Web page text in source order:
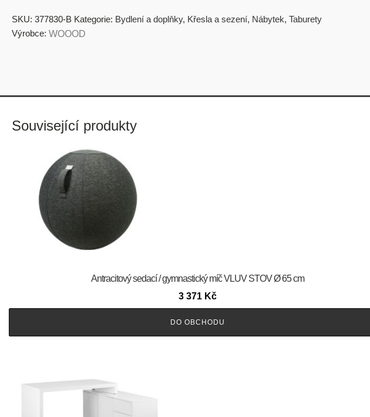
SKU: 377830-B Kategorie: Bydlení a doplňky, Křesla a sezení, Nábytek, Taburety
Výrobce: WOOOD
Související produkty
Antracitový sedací / gymnastický míč VLUV STOV Ø 65 cm
3 371 Kč
DO OBCHODU